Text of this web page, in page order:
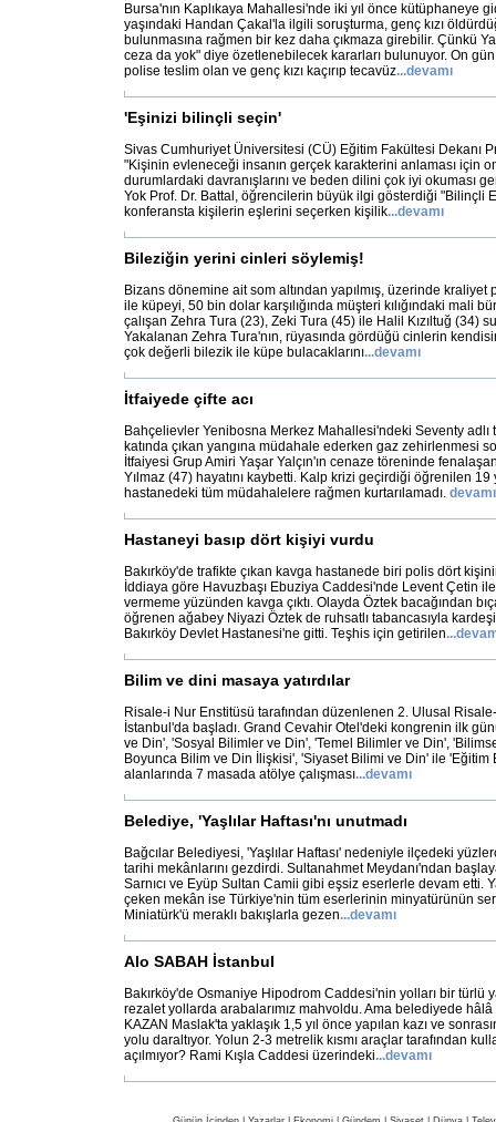
Bursa'nın Kaplıkaya Mahallesi'nde iki yıl önce kütüphaneye
yaşındaki Handan Çakal'la ilgili soruşturma, genç kızı
bulunmasına rağmen bir kez daha çıkmaza girebilir. Çünkü
ceza da yok" diye özetlenebilecek kararları bulunuyor. On
polise teslim olan ve genç kızı kaçırıp tecavüz...devamı
'Eşinizi bilinçli seçin'
Sivas Cumhuriyet Üniversitesi (CÜ) Eğitim Fakültesi Dekanı
"Kişinin evleneceği insanın gerçek karakterini anlaması için
durumlardaki davranışlarını ve beden dilini çok iyi okuması
Yok Prof. Dr. Battal, öğrencilerin büyük ilgi gösterdiği "Bilinçli
konferansta kişilerin eşlerini seçerken kişilik...devamı
Bileziğin yerini cinleri söylemiş!
Bizans dönemine ait som altından yapılmış, üzerinde
ile küpeyi, 50 bin dolar karşılığında müşteri kılığındaki mali
çalışan Zehra Tura (23), Zeki Tura (45) ile Halil Kızıltuğ (34)
Yakalanan Zehra Tura'nın, rüyasında gördüğü cinlerin
çok değerli bilezik ile küpe bulacaklarını...devamı
İtfaiyede çifte acı
Bahçelievler Yenibosna Merkez Mahallesi'ndeki Seventy adlı
katında çıkan yangına müdahale ederken gaz zehirlenmesi
İtfaiyesi Grup Amiri Yaşar Yalçın'ın cenaze töreninde
Yılmaz (47) hayatını kaybetti. Kalp krizi geçirdiği öğrenilen 19
hastanedeki tüm müdahalelere rağmen kurtarılamadı. devamı
Hastaneyi basıp dört kişiyi vurdu
Bakırköy'de trafikte çıkan kavga hastanede biri polis dört
İddiaya göre Havuzbaşı Ebuziya Caddesi'nde Levent Çetin
vermeme yüzünden kavga çıktı. Olayda Öztek bacağından
öğrenen ağabey Niyazi Öztek de ruhsatlı tabancasıyla
Bakırköy Devlet Hastanesi'ne gitti. Teşhis için getirilen...
Bilim ve dini masaya yatırdılar
Risale-i Nur Enstitüsü tarafından düzenlenen 2. Ulusal
İstanbul'da başladı. Grand Cevahir Otel'deki kongrenin ilk
ve Din', 'Sosyal Bilimler ve Din', 'Temel Bilimler ve Din',
Boyunca Bilim ve Din İlişkisi', 'Siyaset Bilimi ve Din' ile 'Eğitim
alanlarında 7 masada atölye çalışması...devamı
Belediye, 'Yaşlılar Haftası'nı unutmadı
Bağcılar Belediyesi, 'Yaşlılar Haftası' nedeniyle ilçedeki
tarihi mekânlarını gezdirdi. Sultanahmet Meydanı'ndan
Sarnıcı ve Eyüp Sultan Camii gibi eşsiz eserlerle devam etti.
çeken mekân ise Türkiye'nin tüm eserlerinin minyatürünün
Miniatürk'ü meraklı bakışlarla gezen...devamı
Alo SABAH İstanbul
Bakırköy'de Osmaniye Hipodrom Caddesi'nin yolları bir türlü
rezalet yollarda arabalarımız mahvoldu. Ama belediyede
KAZAN Maslak'ta yaklaşık 1,5 yıl önce yapılan kazı ve
yolu daraltıyor. Yolun 2-3 metrelik kısmı araçlar tarafından
açılmıyor? Rami Kışla Caddesi üzerindeki...devamı